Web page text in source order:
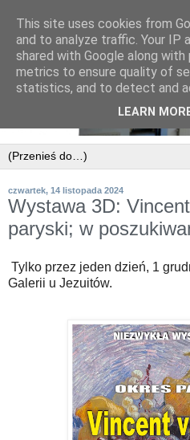
czwartek, 14 listopada 2024
Wystawa 3D:
paryski; w
Tylko przez jeden dzień, 1
Galerii u Jezuitów.
This site uses cookies from
and to analyze traffic. Your IP
shared with Google along
metrics to ensure quality of
statistics, and to detect and
LEARN